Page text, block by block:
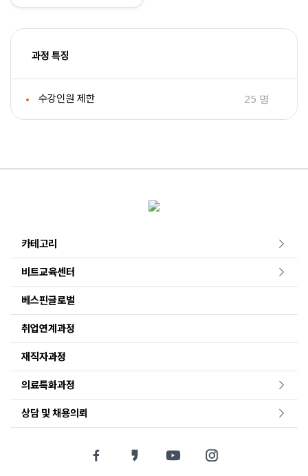
과정 특징
수강인원 제한 25 명
카테고리
비트교육센터
베스핀글로벌
취업연계과정
재직자과정
의료특화과정
상담 및 채용의뢰